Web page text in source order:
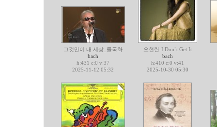
그것만이 내 세상_들국화
bach
h:431 c:0 v:37
2025-11-12 05:32
오현란-I Don`t Get It
bach
h:410 c:0 v:41
2025-10-30 05:30